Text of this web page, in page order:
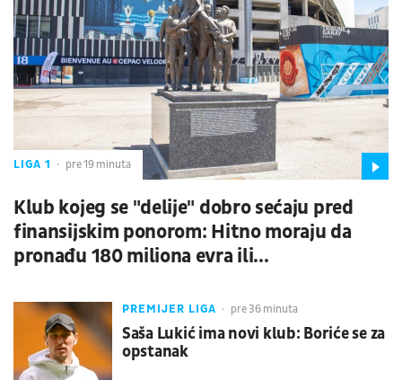
LIGA 1 pre 19 minuta
Klub kojeg se "delije" dobro sećaju pred
finansijskim ponorom: Hitno moraju da
pronađu 180 miliona evra ili...
PREMIJER LIGA pre 36 minuta
Saša Lukić ima novi klub: Boriće se za
opstanak